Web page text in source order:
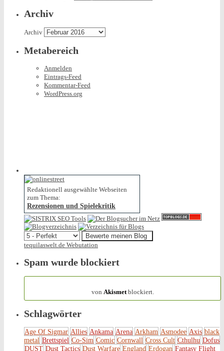
Archiv
Archiv
Metabereich
Anmelden
Eintrags-Feed
Kommentar-Feed
WordPress.org
Redaktionell ausgewählte Webseiten
zum Thema:
Rezensionen und Spielekritik
tequilaswelt.de Webutation
Spam wurde blockiert
von Akismetblockiert.
Schlagwörter
Age Of Sigmar Allies Ankama Arena Arkham Asmodee Axis black
metal Brettspiel Co-Sim Comic Cornwall Cross Cult Cthulhu Dofus
DUST Dust Tactics Dust Warfare England Erdogan Fantasy Flight